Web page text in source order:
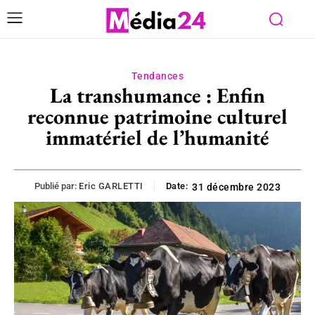
Tendances
La transhumance : Enfin
reconnue patrimoine culturel
immatériel de l’humanité
Publié par: Eric GARLETTI Date: 31 décembre 2023